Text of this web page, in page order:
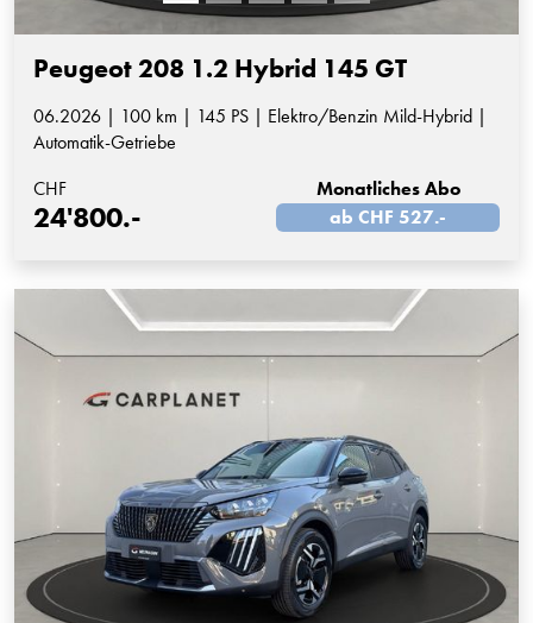
Peugeot 208 1.2 Hybrid 145 GT
06.2026 | 100 km | 145 PS | Elektro/Benzin Mild-Hybrid |
Automatik-Getriebe
CHF
24'800.-
Monatliches Abo
ab CHF 527.-